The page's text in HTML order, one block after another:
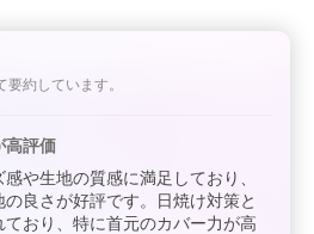
約しています。
高評価
や生地の質感に満足しており、
良さが好評です。日焼け対策と
ており、特に首元のカバー力が高